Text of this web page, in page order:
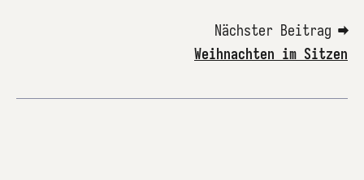
Nächster Beitrag ➡
Weihnachten im Sitzen